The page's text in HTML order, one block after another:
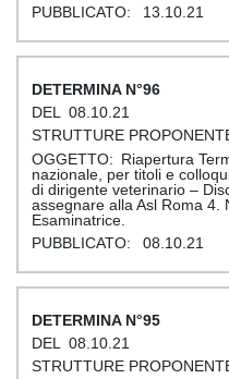
13.10.21
96
08.10.21
Riapertura
nazionale, per titoli e
di dirigente veterinario –
assegnare alla Asl Roma 4.
Esaminatrice.
08.10.21
95
08.10.21